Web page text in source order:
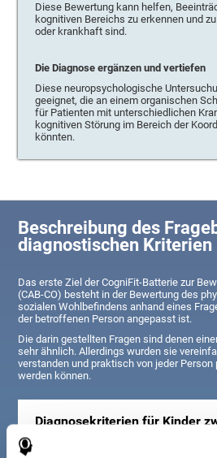
Diese Bewertung kann helfen,
kognitiven Bereichs zu erkennen und
oder krankhaft sind.
Die Diagnose ergänzen und vertiefen
Diese neuropsychologische
geeignet, die an einem organischen
für Patienten mit unterschiedlichen
kognitiven Störung im Bereich der
könnten.
Beschreibung des
diagnostischen Kriterien
Das erste Ziel der CogniFit-Batterie zur
(CAB-CO) besteht in der Bewertung des
sozialen Wohlbefindens anhand eines
der betroffenen Person angepasst ist.
Die darin gestellten Fragen sind denen
sehr ähnlich. Allerdings wurden sie
verstanden und praktisch von jeder
werden können.
Diagnosekriterien für Kinder